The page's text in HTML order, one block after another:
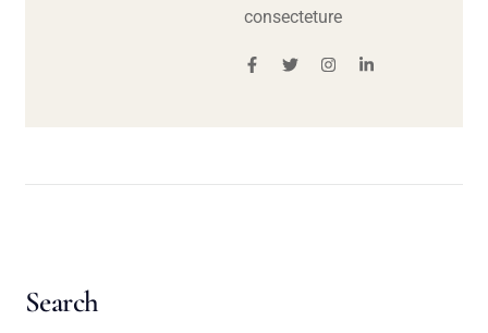
consecteture
Search